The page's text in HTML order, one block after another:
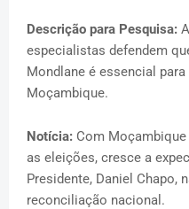
Descrição para Pesquisa:
especialistas defendem
Mondlane é essencial
Moçambique.
Notícia: Com
as eleições, cresce a
Presidente, Daniel Chapo,
reconciliação nacional.